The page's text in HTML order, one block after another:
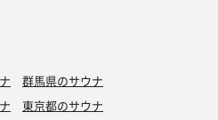
群馬県のサウナ
東京都のサウナ